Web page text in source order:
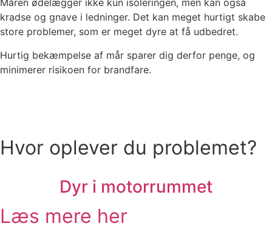
Måren ødelægger ikke kun isoleringen, men kan også
kradse og gnave i ledninger. Det kan meget hurtigt skabe
store problemer, som er meget dyre at få udbedret.
Hurtig bekæmpelse af mår sparer dig derfor penge, og
minimerer risikoen for brandfare.
Hvor oplever du problemet?
Dyr i motorrummet
Læs mere her